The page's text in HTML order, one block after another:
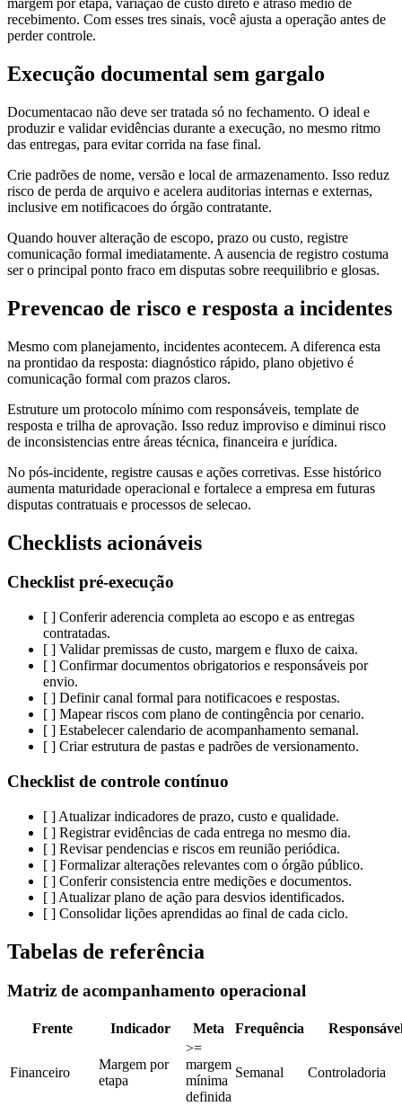
margem por etapa, variação de custo direto e atraso medio de
recebimento. Com esses tres sinais, você ajusta a operação antes de
perder controle.
Execução documental sem gargalo
Documentacao não deve ser tratada só no fechamento. O ideal e
produzir e validar evidências durante a execução, no mesmo ritmo
das entregas, para evitar corrida na fase final.
Crie padrões de nome, versão e local de armazenamento. Isso reduz
risco de perda de arquivo e acelera auditorias internas e externas,
inclusive em notificacoes do órgão contratante.
Quando houver alteração de escopo, prazo ou custo, registre
comunicação formal imediatamente. A ausencia de registro costuma
ser o principal ponto fraco em disputas sobre reequilibrio e glosas.
Prevencao de risco e resposta a incidentes
Mesmo com planejamento, incidentes acontecem. A diferenca esta
na prontidao da resposta: diagnóstico rápido, plano objetivo é
comunicação formal com prazos claros.
Estruture um protocolo mínimo com responsáveis, template de
resposta e trilha de aprovação. Isso reduz improviso e diminui risco
de inconsistencias entre áreas técnica, financeira e jurídica.
No pós-incidente, registre causas e ações corretivas. Esse histórico
aumenta maturidade operacional e fortalece a empresa em futuras
disputas contratuais e processos de selecao.
Checklists acionáveis
Checklist pré-execução
[ ] Conferir aderencia completa ao escopo e as entregas
contratadas.
[ ] Validar premissas de custo, margem e fluxo de caixa.
[ ] Confirmar documentos obrigatorios e responsáveis por
envio.
[ ] Definir canal formal para notificacoes e respostas.
[ ] Mapear riscos com plano de contingência por cenario.
[ ] Estabelecer calendario de acompanhamento semanal.
[ ] Criar estrutura de pastas e padrões de versionamento.
Checklist de controle contínuo
[ ] Atualizar indicadores de prazo, custo e qualidade.
[ ] Registrar evidências de cada entrega no mesmo dia.
[ ] Revisar pendencias e riscos em reunião periódica.
[ ] Formalizar alterações relevantes com o órgão público.
[ ] Conferir consistencia entre medições e documentos.
[ ] Atualizar plano de ação para desvios identificados.
[ ] Consolidar lições aprendidas ao final de cada ciclo.
Tabelas de referência
Matriz de acompanhamento operacional
Frente Indicador Meta Frequência
Financeiro
Margem por
etapa
>=
margem
mínima
definida
Semanal Controladoria